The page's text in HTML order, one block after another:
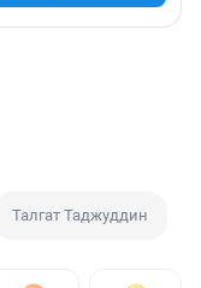
Талгат Таджуддин